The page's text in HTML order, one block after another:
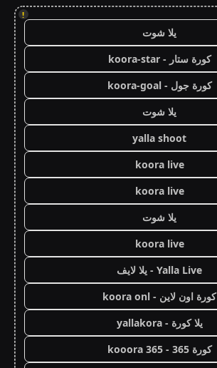
!
يلا شوت
كورة ستار - koora-star
كورة جول - koora-goal
يلا شوت
yalla shoot
koora live
koora live
يلا شوت
koora live
Yalla Live - يلا لايف
كورة اون لاين - koora onl
يلا كورة - yallakora
كورة 365 - kooora 365